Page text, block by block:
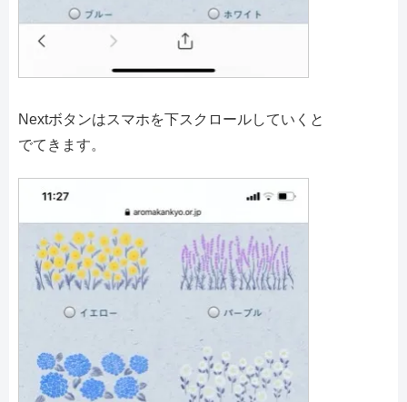
Nextボタンはスマホを下スクロールしていくと
でてきます。